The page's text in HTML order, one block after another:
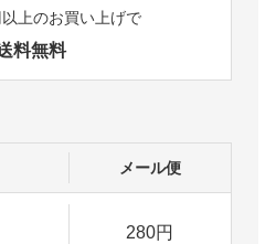
上のお買い上げで
料無料
メール便
280円